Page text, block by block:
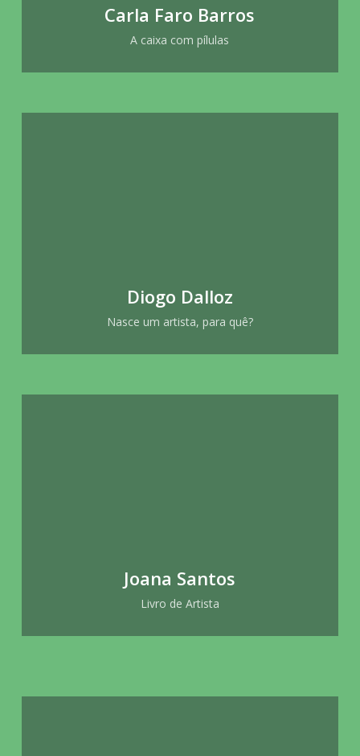
Carla Faro Barros
A caixa com pílulas
Diogo Dalloz
Nasce um artista, para quê?
Joana Santos
Livro de Artista